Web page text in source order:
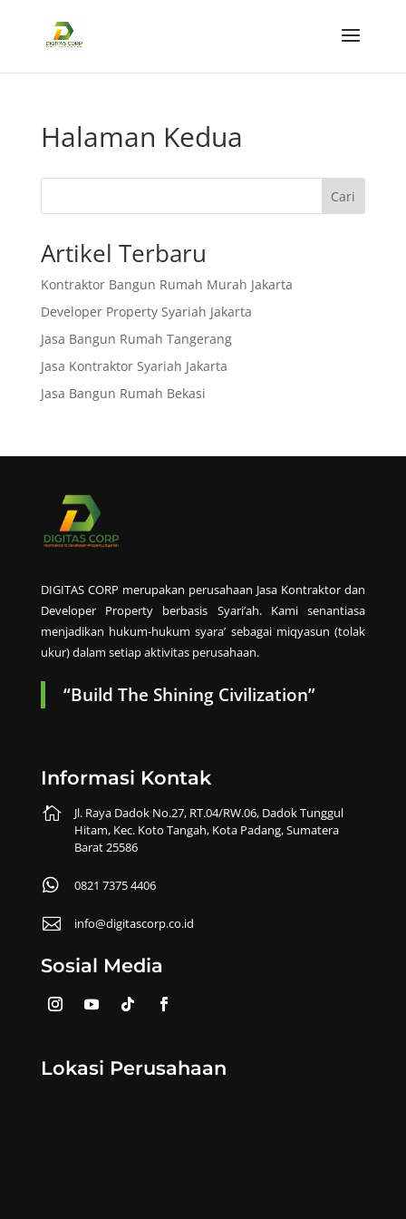
Halaman Kedua
Cari
Artikel Terbaru
Kontraktor Bangun Rumah Murah Jakarta
Developer Property Syariah Jakarta
Jasa Bangun Rumah Tangerang
Jasa Kontraktor Syariah Jakarta
Jasa Bangun Rumah Bekasi
DIGITAS CORP merupakan perusahaan Jasa Kontraktor dan
Developer Property berbasis Syari’ah. Kami senantiasa
menjadikan hukum-hukum syara’ sebagai miqyasun (tolak
ukur) dalam setiap aktivitas perusahaan.
“Build The Shining Civilization”
Informasi Kontak

Jl. Raya Dadok No.27, RT.04/RW.06, Dadok Tunggul
Hitam, Kec. Koto Tangah, Kota Padang, Sumatera
Barat 25586
 0821 7375 4406
 info@digitascorp.co.id
Sosial Media
Lokasi Perusahaan